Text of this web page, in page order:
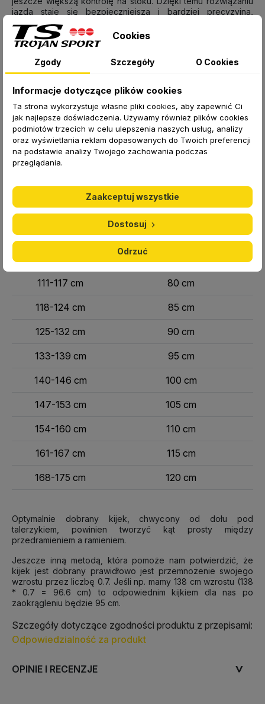
jazda staje się bezpieczniejsza i bardziej precyzyjna,
niezależnie od rodzaju terenu.
Estetyka i design również odgrywają ważną rolę –
sprzętu z linii
HEAD Supershape
, tworząc spójny,
dynamiczny wygląd, który przyciąga uwagę i podkreśla
sportowy charakter młodych narciarzy.
Kije Supershape Team 2026to nie tylko funkcjonalne
narzędzie, ale także element, który motywuje do osiągania
coraz lepszych wyników. Dzięki nim młodzi sportowcy mogą
rozwijać swoje umiejętności, czerpiąc maksimum radości z
jazdy.Dołącz do grona ambitnych narciarzy i odkryj, jak
wiele możesz osiągnąć z Supershape Team 2026!
TABELA DOBORU KIJKÓW NARCIARSKICH
WZROST DŁUGOŚĆ KIJÓW
97-103 cm 70 cm
111-117 cm 80 cm
118-124 cm 85 cm
125-132 cm 90 cm
133-139 cm 95 cm
140-146 cm 100 cm
147-153 cm 105 cm
154-160 cm 110 cm
161-167 cm 115 cm
168-175 cm 120 cm
Optymalnie dobrany kijek, chwycony od dołu pod
talerzykiem, powinien tworzyć kąt prosty między
przedramieniem a ramieniem.
Jeszcze inną metodą, która pomoże nam potwierdzić, że
kijek jest dobrany prawidłowo jest przemnożenie swojego
wzrostu przez liczbę 0.7. Jeśli np. mamy 138 cm wzrostu (138
* 0.7 = 96.6 cm) to odpowiednim kijkiem dla nas po
zaokrągleniu będzie 95 cm.
Szczegóły dotyczące zgodności produktu z przepisami:
Odpowiedzialność za produkt
OPINIE I RECENZJE
Cookies
Zgody Szczegóły O Cookies
Informacje dotyczące plików cookies
Ta strona wykorzystuje własne pliki cookies, aby zapewnić Ci
jak najlepsze doświadczenia. Używamy również plików cookies
podmiotów trzecich w celu ulepszenia naszych usług, analizy
oraz wyświetlania reklam dopasowanych do Twoich preferencji
na podstawie analizy Twojego zachowania podczas
przeglądania.
Odrzuć
Dostosuj
Zaakceptuj wszystkie